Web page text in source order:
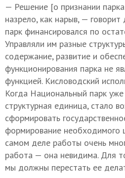
— Решение [о признании
назрело, как нарыв, —
парк финансировался по
Управляли им разные
содержание, развитие и
функционирования парка не
функцией. Кисловодский
Когда Национальный парк уже
структурная единица, стало
сформировать
формирование необходимого
самом деле работы очень
работа — она невидима. Для
мы должны перестать ее